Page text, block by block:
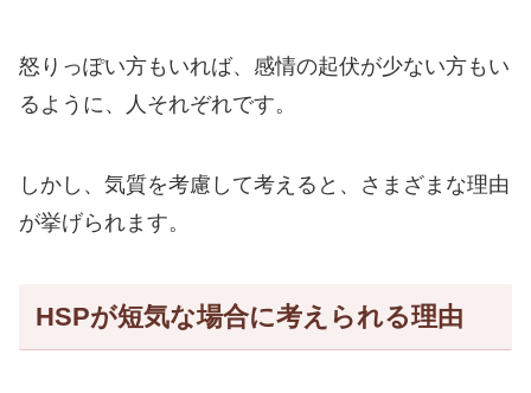
怒りっぽい方もいれば、感情の起伏が少ない方もい
るように、人それぞれです。
しかし、気質を考慮して考えると、さまざまな理由
が挙げられます。
HSPが短気な場合に考えられる理由